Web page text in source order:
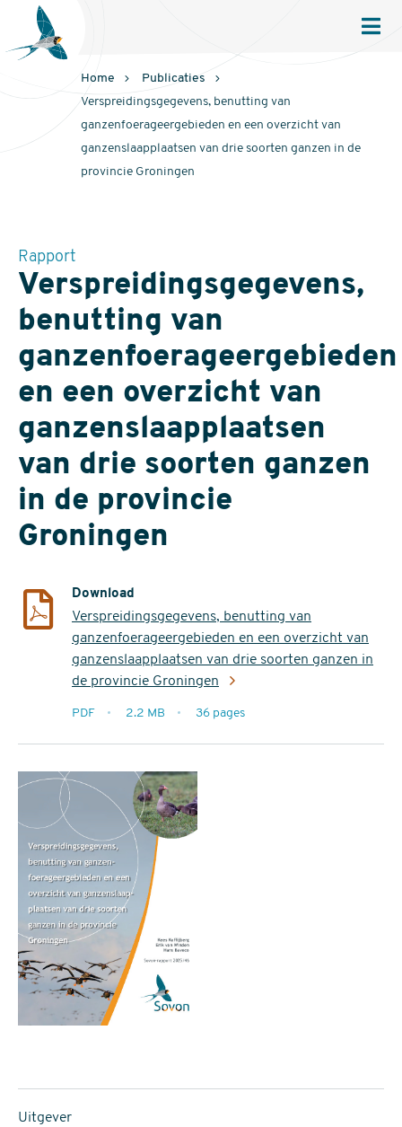
Sovon
Homepage
Home
Publicaties
Verspreidingsgegevens, benutting van
ganzenfoerageergebieden en een overzicht van
ganzenslaapplaatsen van drie soorten ganzen in de
provincie Groningen
Rapport
Verspreidingsgegevens,
benutting van
ganzenfoerageergebieden
en een overzicht van
ganzenslaapplaatsen
van drie soorten ganzen
in de provincie
Groningen
Download
Verspreidingsgegevens, benutting van
ganzenfoerageergebieden en een overzicht van
ganzenslaapplaatsen van drie soorten ganzen in
de provincie Groningen
extensie
PDF
2.2 MB
36 pages
Uitgever